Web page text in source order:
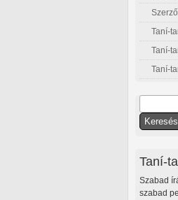
Taní-
Taní-
Taní-
Taní-
Szabad
szabad